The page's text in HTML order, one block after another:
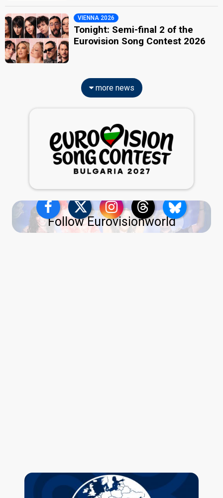
VIENNA 2026
Tonight: Semi-final 2 of the
Eurovision Song Contest 2026
more news
Follow Eurovisionworld